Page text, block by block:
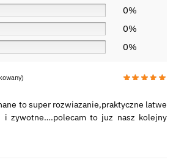
0%
0%
0%
to super rozwiazanie,praktyczne latwe
i zywotne….polecam to juz nasz kolejny